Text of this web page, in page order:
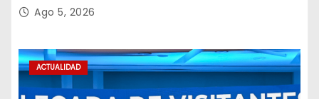
Ago 5, 2026
ACTUALIDAD